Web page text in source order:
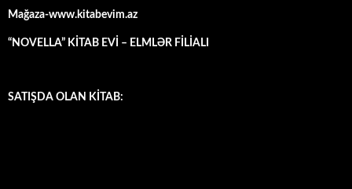
Mağaza-www.kitabevim.az
“NOVELLA” KİTAB EVİ – ELMLƏR FİLİALI
SATIŞDA OLAN KİTAB: